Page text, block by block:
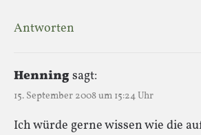
Antworten
Henningsagt:
15. September 2008 um 15:24 Uhr
Ich würde gerne wissen wie die